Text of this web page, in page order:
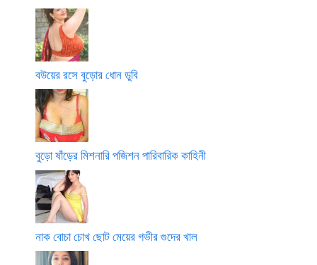
বউয়ের রসে বুড়োর ধোন ডুবি
বুড়ো ষাঁড়ের মিশনারি পজিশন পারিবারিক কাহিনী
নাক বোচা চোখ ছোট মেয়ের গভীর গুদের খাল